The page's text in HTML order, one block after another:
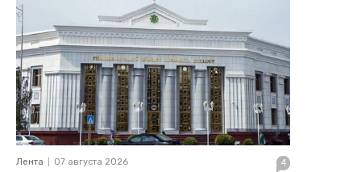
Лента 07 августа 2026 4